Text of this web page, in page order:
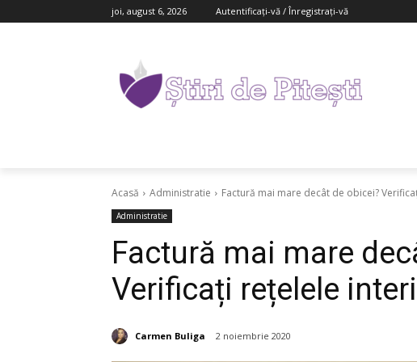
joi, august 6, 2026 Autentificați-vă / Înregistrați-vă
Acasă Administratie Factură mai mare decât de obicei?
Administratie
Factură mai mare
Verificați rețelele
Carmen Buliga 2 noiembrie 2020